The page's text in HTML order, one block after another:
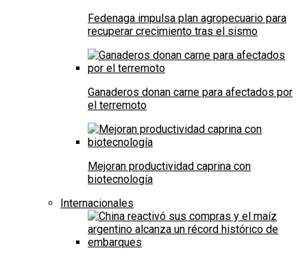
Fedenaga impulsa plan agropecuario para
recuperar crecimiento tras el sismo
Ganaderos donan carne para afectados por
el terremoto
Mejoran productividad caprina con
biotecnología
Internacionales